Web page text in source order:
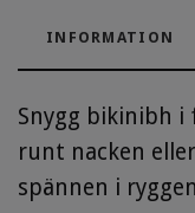
INFORMATION
Snygg bikinibh i
runt nacken
spännen i